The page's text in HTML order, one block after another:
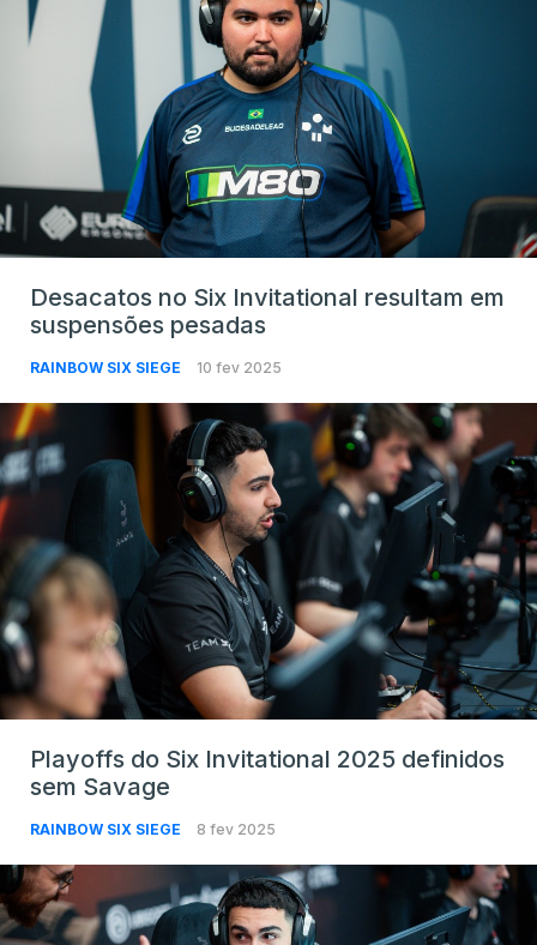
Desacatos no Six Invitational resultam em
suspensões pesadas
RAINBOW SIX SIEGE 10 fev 2025
Playoffs do Six Invitational 2025 definidos
sem Savage
RAINBOW SIX SIEGE 8 fev 2025